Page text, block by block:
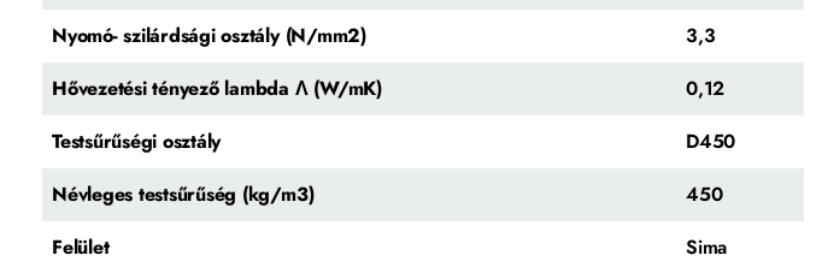
Nyomó- szilárdsági osztály (N/mm2)
3,3
Hővezetési tényező lambda Λ (W/mK)
0,12
Testsűrűségi osztály
D450
Névleges testsűrűség (kg/m3)
450
Felület
Sima